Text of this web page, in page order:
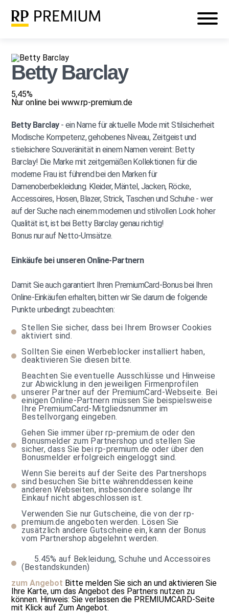
Login
Betty Barclay
5,45%
Nur online bei www.rp-premium.de
Betty Barclay- ein Name für aktuelle Mode mit Stilsicherheit
Modische Kompetenz, gehobenes Niveau, Zeitgeist und
stielsichere Souveränität in einem Namen vereint: Betty
Barclay! Die Marke mit zeitgemäßen Kollektionen für die
moderne Frau ist führend bei den Marken für
Damenoberbekleidung. Kleider, Mäntel, Jacken, Röcke,
Accessoires, Hosen, Blazer, Strick, Taschen und Schuhe - wer
auf der Suche nach einem modernen und stilvollen Look hoher
Qualität ist, ist bei Betty Barclay genau richtig!
Bonus nur auf Netto-Umsätze.
Einkäufe bei unseren Online-Partnern
Damit Sie auch garantiert Ihren PremiumCard-Bonus bei Ihren
Online-Einkäufen erhalten, bitten wir Sie darum die folgende
Punkte unbedingt zu beachten:
Stellen Sie sicher, dass bei Ihrem Browser Cookies
aktiviert sind.
Sollten Sie einen Werbeblocker installiert haben,
deaktivieren Sie diesen bitte.
Beachten Sie eventuelle Ausschlüsse und Hinweise
zur Abwicklung in den jeweiligen Firmenprofilen
unserer Partner auf der PremiumCard-Webseite. Bei
einigen Online-Partnern müssen Sie beispielsweise
Ihre PremiumCard-Mitgliedsnummer im
Bestellvorgang eingeben.
Gehen Sie immer über rp-premium.de oder den
Bonusmelder zum Partnershop und stellen Sie
sicher, dass Sie bei rp-premium.de oder über den
Bonusmelder erfolgreich eingeloggt sind.
Wenn Sie bereits auf der Seite des Partnershops
sind besuchen Sie bitte währenddessen keine
anderen Webseiten, insbesondere solange Ihr
Einkauf nicht abgeschlossen ist.
Verwenden Sie nur Gutscheine, die von der rp-
premium.de angeboten werden. Lösen Sie
zusätzlich andere Gutscheine ein, kann der Bonus
vom Partnershop abgelehnt werden.
5.45% auf Bekleidung, Schuhe und Accessoires
(Bestandskunden)
zum Angebot Bitte melden Sie sich an und aktivieren Sie
Ihre Karte, um das Angebot des Partners nutzen zu
können. Hinweis: Sie verlassen die PREMIUMCARD-Seite
mit Klick auf Zum Angebot.